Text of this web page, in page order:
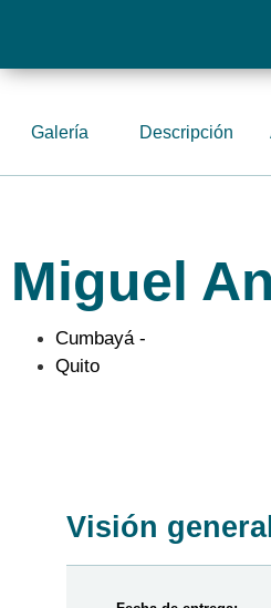
Galería Descripción
Miguel
Cumbayá -
Quito
Visión general